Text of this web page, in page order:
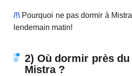
/!\ Pourquoi ne pas dormir à
lendemain matin!
2) Où dormir près
Mistra ?